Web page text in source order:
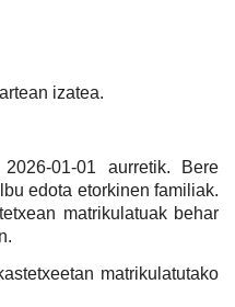
izatea.
01-01 aurretik. Bere
edota etorkinen familiak.
matrikulatuak behar
matrikulatutako